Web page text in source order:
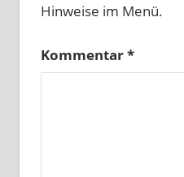
Hinweise im Menü.
Kommentar*